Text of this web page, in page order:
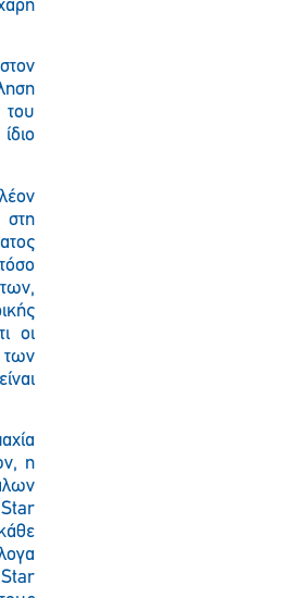
στη
οι
των
η
Star
περιμένετε…